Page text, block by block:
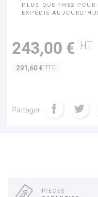
PLUS QUE 1H52
EXPÉDIÉ
243,00 € HT
291,60 € TTC
Partager
PIÈCES